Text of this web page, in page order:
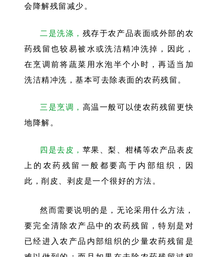
会降解残留减少。
二是洗涤， 残存于农产品表面或外部的农
药残留也较易被水或洗洁精冲洗掉，因此，
在烹调前将蔬菜用水泡半个小时，再适当加
洗洁精冲洗，基本可去除表面的农药残留。
三是烹调， 高温一般可以使农药残留更快
地降解。
四是去皮， 苹果、梨、柑橘等农产品表皮
上的农药残留一般都要高于内部组织，因
此，削皮、剥皮是一个很好的方法。
然而需要说明的是，无论采用什么方法，
要完全清除农产品中的农药残留，特别是对
已经进入农产品内部组织的少量农药残留是